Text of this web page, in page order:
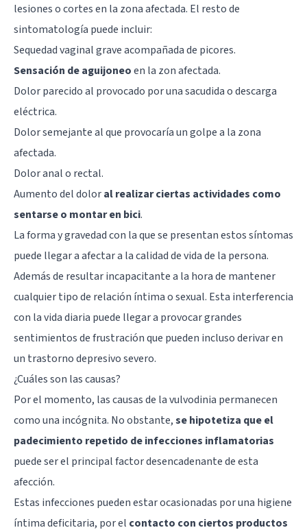
lesiones o cortes en la zona afectada. El resto de
sintomatología puede incluir:
Sequedad vaginal grave acompañada de picores.
Sensación de aguijoneoen la zon afectada.
Dolor parecido al provocado por una sacudida o descarga
eléctrica.
Dolor semejante al que provocaría un golpe a la zona
afectada.
Dolor anal o rectal.
Aumento del doloral realizar ciertas actividades como
sentarse o montar en bici.
La forma y gravedad con la que se presentan estos síntomas
puede llegar a afectar a la calidad de vida de la persona.
Además de resultar incapacitante a la hora de mantener
cualquier tipo de relación íntima o sexual. Esta interferencia
con la vida diaria puede llegar a provocar grandes
sentimientos de frustración que pueden incluso derivar en
un trastorno depresivo severo.
¿Cuáles son las causas?
Por el momento, las causas de la vulvodinia permanecen
como una incógnita. No obstante,se hipotetiza que el
padecimiento repetido de infecciones inflamatorias
puede ser el principal factor desencadenante de esta
afección.
Estas infecciones pueden estar ocasionadas por una higiene
íntima deficitaria, por el contacto con ciertos productos